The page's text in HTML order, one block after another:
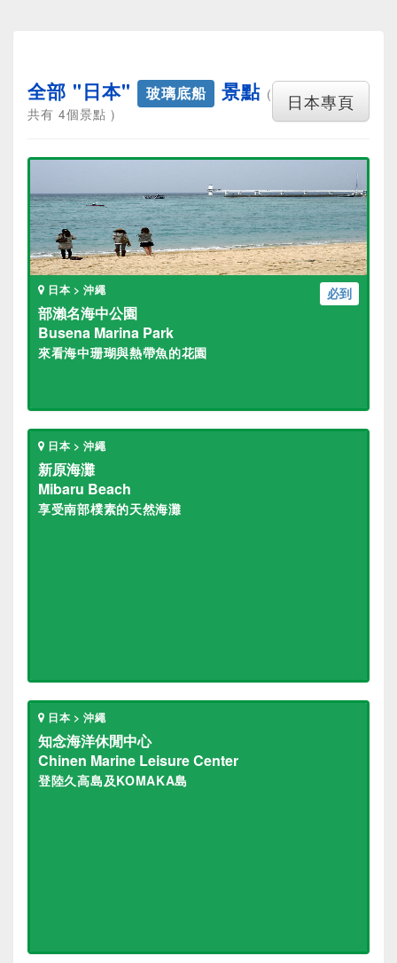
日本專頁
全部 "日本" 玻璃底船 景點 (
共有 4個景點 )
必到
日本 > 沖繩
部瀨名海中公園
Busena Marina Park
來看海中珊瑚與熱帶魚的花園
日本 > 沖繩
新原海灘
Mibaru Beach
享受南部樸素的天然海灘
日本 > 沖繩
知念海洋休閒中心
Chinen Marine Leisure Center
登陸久高島及KOMAKA島